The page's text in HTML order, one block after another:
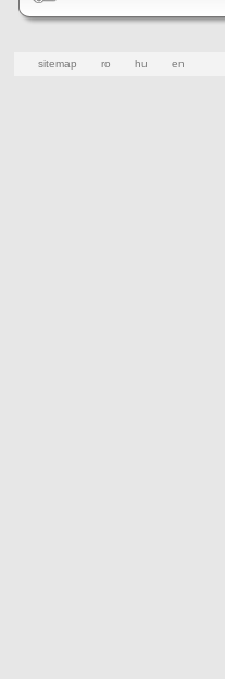
sitemap ro hu en